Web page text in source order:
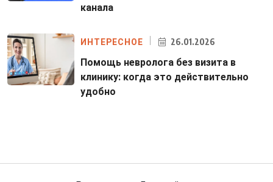
канала
ИНТЕРЕСНОЕ 26.01.2026
Помощь невролога без визита в
клинику: когда это действительно
удобно